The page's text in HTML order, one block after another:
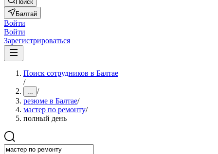
Поиск
Балтай
Войти
Войти
Зарегистрироваться
Поиск сотрудников в Балтае
/
... /
резюме в Балтае/
мастер по ремонту/
полный день